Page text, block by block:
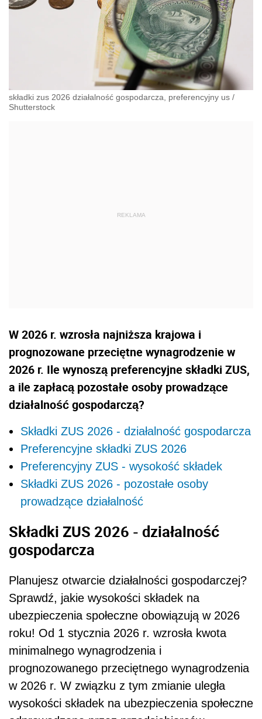
składki zus 2026 działalność gospodarcza, preferencyjny us /
Shutterstock
W 2026 r. wzrosła najniższa krajowa i
prognozowane przeciętne wynagrodzenie w
2026 r. Ile wynoszą preferencyjne składki ZUS,
a ile zapłacą pozostałe osoby prowadzące
działalność gospodarczą?
Składki ZUS 2026 - działalność gospodarcza
Preferencyjne składki ZUS 2026
Preferencyjny ZUS - wysokość składek
Składki ZUS 2026 - pozostałe osoby
prowadzące działalność
Składki ZUS 2026 - działalność
gospodarcza
Planujesz otwarcie działalności gospodarczej?
Sprawdź, jakie wysokości składek na
ubezpieczenia społeczne obowiązują w 2026
roku! Od 1 stycznia 2026 r. wzrosła kwota
minimalnego wynagrodzenia i
prognozowanego przeciętnego wynagrodzenia
w 2026 r. W związku z tym zmianie uległa
wysokości składek na ubezpieczenia społeczne